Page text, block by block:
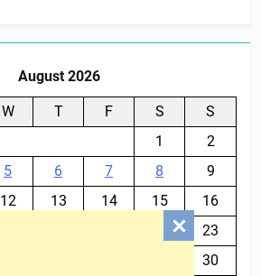
August 2026
W T F S
S
1
2
5 6 7 8
9
12 13 14 15
16
23
30